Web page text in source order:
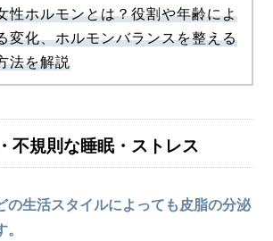
性ホルモンとは？役割や年齢によ
変化、ホルモンバランスを整える
法を解説
不規則な睡眠・ストレス
の生活スタイルによっても皮脂の分泌